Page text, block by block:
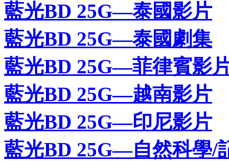
藍光BD 25G—泰國影片
藍光BD 25G—泰國劇集
藍光BD 25G—菲律賓影
藍光BD 25G—越南影片
藍光BD 25G—印尼影片
藍光BD 25G—自然科學/